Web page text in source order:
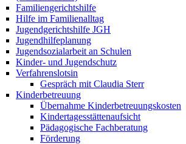
Familiengerichtshilfe
Hilfe im Familienalltag
Jugendgerichtshilfe JGH
Jugendhilfeplanung
Jugendsozialarbeit an Schulen
Kinder- und Jugendschutz
Verfahrenslotsin
Gespräch mit Claudia Sterr
Kinderbetreuung
Übernahme Kinderbetreuungskosten
Kindertagesstättenaufsicht
Pädagogische Fachberatung
Förderung